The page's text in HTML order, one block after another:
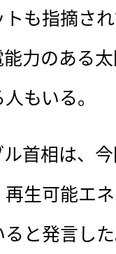
も指摘さ
力のある
もいる。
首相は、
生可能エ
と発言し